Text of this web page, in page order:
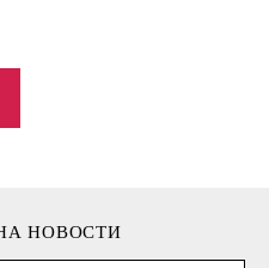
НОВОСТИ